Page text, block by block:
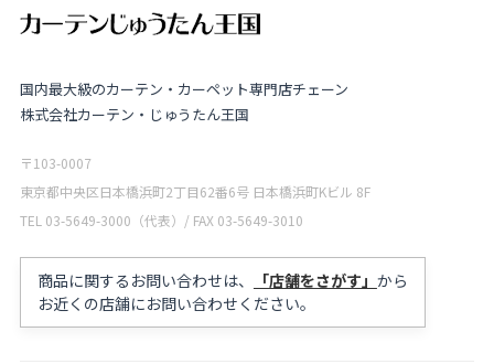
国内最大級のカーテン・カーペット専門店チェーン
株式会社カーテン・じゅうたん王国
〒103-0007
東京都中央区日本橋浜町2丁目62番6号 日本橋浜町Kビル 8F
TEL 03-5649-3000（代表）/ FAX 03-5649-3010
商品に関するお問い合わせは、 「店舗をさがす」 から
お近くの店舗にお問い合わせください。